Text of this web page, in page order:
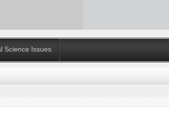
Science Issues